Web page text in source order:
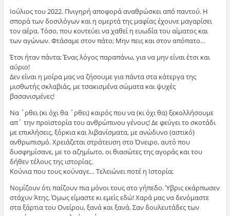
Ιούλιος του 2022. Πνιγηρή αποφορά αναθρώσκει από παντού. Η
σπορά των δοσιλόγων και η ομερτά της μαφίας έχουνε μαγαρίσει
τον αέρα. Τόσο, που κοντεύει να χαθεί η ευωδία του αίματος και
των αγώνων. Φτάσαμε στον πάτο; Μην πεις και στον απόπατο…
Έτσι ήταν πάντα; Ένας λόγος παραπάνω, για να μην είναι έτσι και
αύριο!
Δεν είναι η μοίρα μας να ζήσουμε για πάντα στα κάτεργα της
μισθωτής σκλαβιάς, με τσακισμένα σώματα και ψυχές
βασανισμένες!
Να ΄ρθει (κι όχι θα ΄ρθει) καιρός που να (κι όχι θα) ξεκολλήσουμε
απ΄ την προϊστορία του ανθρώπινου γένους! Δε φεύγει το σκοτάδι
με επικλήσεις, ξόρκια και λιβανίσματα, με ανώδυνο (αστικό)
ανθρωπισμό. Χρειάζεται στράτευση στο Όνειρο, αυτό που
δυσφημίσανε, με το αζημίωτο, οι θιασώτες της αγοράς και του
δήθεν τέλους της ιστορίας.
Κούνια που τους κούναγε… Τελειώνει ποτέ η Ιστορία;
Νομίζουν ότι παίζουν πια μόνοι τους στο γήπεδο. Ύβρις εκάρπωσεν
στάχυν Άτης. Όμως είμαστε κι εμείς εδώ! Χαρά μας να δενόμαστε
στα ξάρτια του Ονείρου, ξανά και ξανά. Σαν δουλευτάδες των